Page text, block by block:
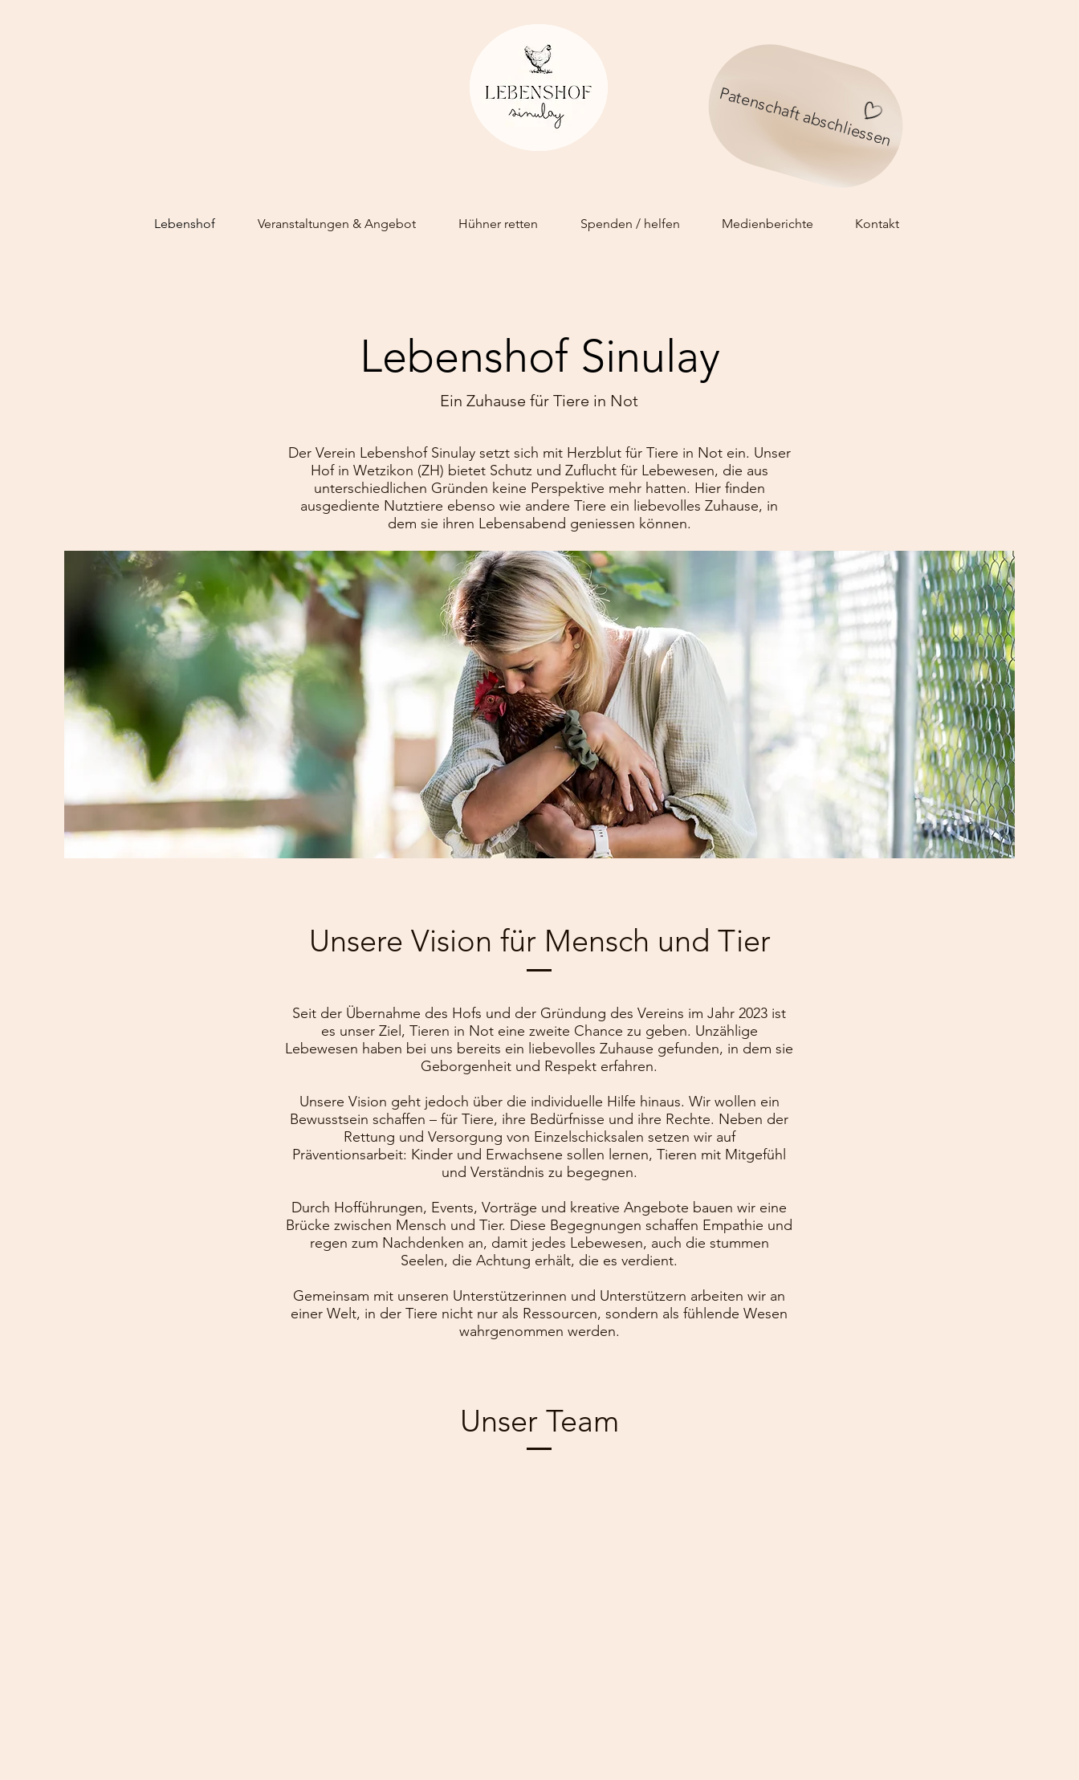
Patenschaft abschliessen
Lebenshof Veranstaltungen & Angebot Hühner retten Spenden / helfen Medienberichte Kontakt
Lebenshof Sinulay
Ein Zuhause für Tiere in Not
Der Verein Lebenshof Sinulay setzt sich mit Herzblut für Tiere in Not ein. Unser
Hof in Wetzikon (ZH) bietet Schutz und Zuflucht für Lebewesen, die aus
unterschiedlichen Gründen keine Perspektive mehr hatten. Hier finden
ausgediente Nutztiere ebenso wie andere Tiere ein liebevolles Zuhause, in
dem sie ihren Lebensabend geniessen können.
Unsere Vision für Mensch und Tier
Seit der Übernahme des Hofs und der Gründung des Vereins im Jahr 2023 ist
es unser Ziel, Tieren in Not eine zweite Chance zu geben. Unzählige
Lebewesen haben bei uns bereits ein liebevolles Zuhause gefunden, in dem sie
Geborgenheit und Respekt erfahren.
Unsere Vision geht jedoch über die individuelle Hilfe hinaus. Wir wollen ein
Bewusstsein schaffen – für Tiere, ihre Bedürfnisse und ihre Rechte. Neben der
Rettung und Versorgung von Einzelschicksalen setzen wir auf
Präventionsarbeit: Kinder und Erwachsene sollen lernen, Tieren mit Mitgefühl
und Verständnis zu begegnen.
Durch Hofführungen, Events, Vorträge und kreative Angebote bauen wir eine
Brücke zwischen Mensch und Tier. Diese Begegnungen schaffen Empathie und
regen zum Nachdenken an, damit jedes Lebewesen, auch die stummen
Seelen, die Achtung erhält, die es verdient.
Gemeinsam mit unseren Unterstützerinnen und Unterstützern arbeiten wir an
einer Welt, in der Tiere nicht nur als Ressourcen, sondern als fühlende Wesen
wahrgenommen werden.
Unser Team